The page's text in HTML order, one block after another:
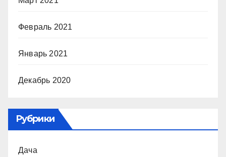
Февраль 2021
Январь 2021
Декабрь 2020
Рубрики
Дача